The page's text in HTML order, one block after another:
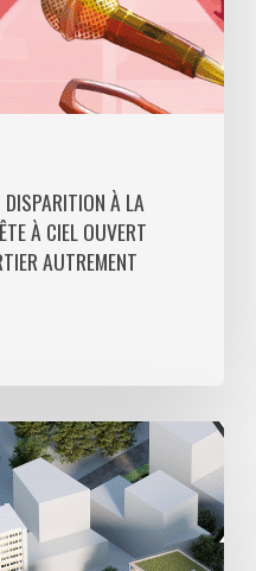
DISPARITION À LA
À CIEL OUVERT
AUTREMENT